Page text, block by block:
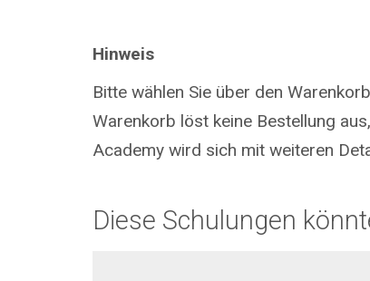
Hinweis
Bitte wählen Sie über den
Warenkorb löst keine Bestellung
Academy wird sich mit weiteren
Diese Schulungen